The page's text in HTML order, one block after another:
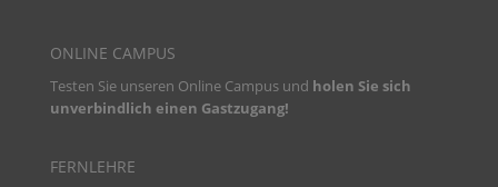
ONLINE CAMPUS
Testen Sie unseren Online Campus und holen Sie sich
unverbindlich einen Gastzugang!
FERNLEHRE